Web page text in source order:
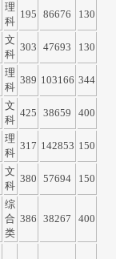
理
科
195 86676 130
文
科
303 47693 130
理
科
389 103166 344
文
科
425 38659 400
理
科
317 142853 150
文
科
380 57694 150
综
合
类
386 38267 400